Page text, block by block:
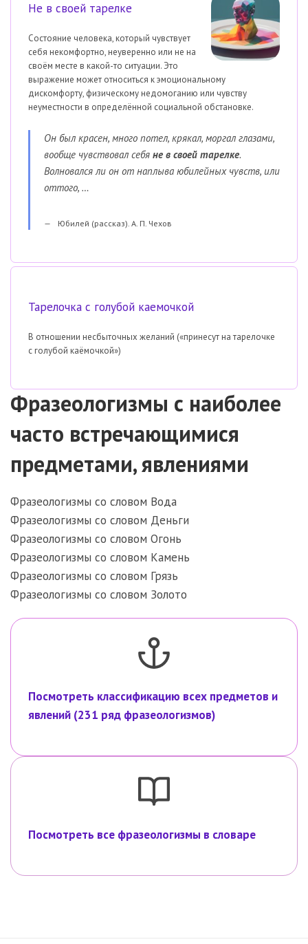
Не в своей тарелке
Состояние человека, который чувствует
себя некомфортно, неуверенно или не на
своём месте в какой-то ситуации. Это
выражение может относиться к эмоциональному
дискомфорту, физическому недомоганию или чувству
неуместности в определённой социальной обстановке.
Он был красен, много потел, крякал, моргал глазами,
вообще чувствовал себя не в своей тарелке.
Волновался ли он от наплыва юбилейных чувств, или
оттого, …
Юбилей (рассказ). А. П. Чехов
Тарелочка с голубой каемочкой
В отношении несбыточных желаний («принесут на тарелочке
с голубой каёмочкой»)
Фразеологизмы с наиболее
часто встречающимися
предметами, явлениями
Фразеологизмы со словом Вода
Фразеологизмы со словом Деньги
Фразеологизмы со словом Огонь
Фразеологизмы со словом Камень
Фразеологизмы со словом Грязь
Фразеологизмы со словом Золото
Посмотреть классификацию всех предметов и
явлений (231 ряд фразеологизмов)
Посмотреть все фразеологизмы в словаре